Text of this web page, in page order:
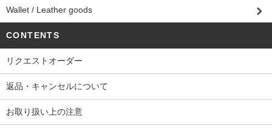
Wallet / Leather goods
CONTENTS
リクエストオーダー
返品・キャンセルについて
お取り扱い上の注意